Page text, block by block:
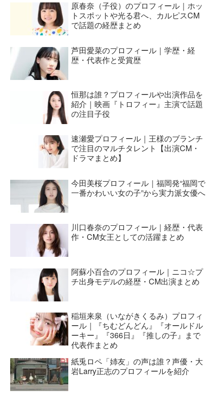
原春奈（子役）のプロフィール｜ホッ
トスポットや光る君へ、カルピスCM
で話題の経歴まとめ
芦田愛菜のプロフィール｜学歴・経
歴・代表作と受賞歴
恒那は誰？プロフィールや出演作品を
紹介｜映画『トロフィー』主演で話題
の注目子役
速瀬愛プロフィール｜王様のブランチ
で注目のマルチタレント【出演CM・
ドラマまとめ】
今田美桜プロフィール｜福岡発“福岡で
一番かわいい女の子”から実力派女優へ
川口春奈のプロフィール｜経歴・代表
作・CM女王としての活躍まとめ
阿蘇小百合のプロフィール｜ニコ☆プ
チ出身モデルの経歴・CM出演まとめ
稲垣来泉（いながきくるみ）プロフィ
ール｜『ちむどんどん』『オールドル
ーキー』『366日』『推しの子』まで
代表作まとめ
紙兎ロペ「姉友」の声は誰？声優・大
岩Larry正志のプロフィールを紹介